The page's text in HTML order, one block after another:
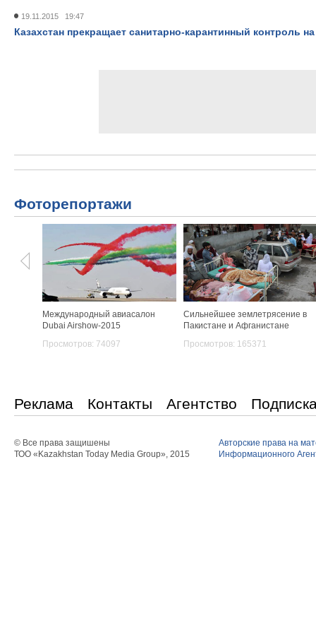
19.11.2015 19:47
Казахстан прекращает санитарно-карантинный контроль
Фоторепортажи
Международный авиасалон
Dubai Airshow-2015
Просмотров: 74097
Сильнейшее землетрясение в
Пакистане и Афганистане
Просмотров: 165371
Реклама Контакты Агентство
© Все права защишены
ТОО «Kazakhstan Today Media Group», 2015
Авторские права на
Информационного